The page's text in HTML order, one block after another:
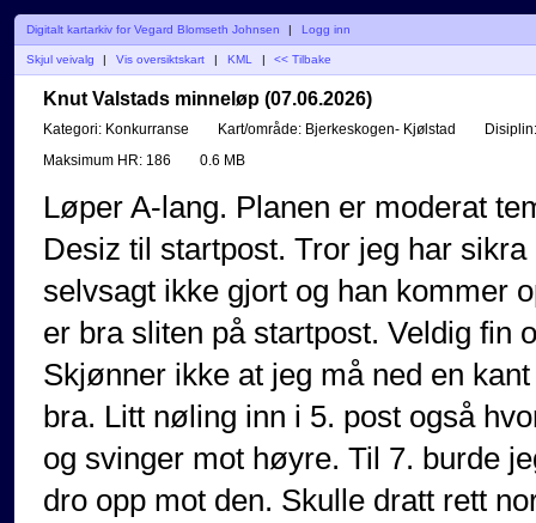
Digitalt kartarkiv for Vegard Blomseth Johnsen | Logg inn
Skjul veivalg Vis oversiktskart KML << Tilbake
Knut Valstads minneløp (07.06.2026)
Kategori: Konkurranse Kart/område: Bjerkeskogen- Kjølstad
Disiplin:
Maksimum HR: 186 0.6 MB
Løper A-lang. Planen er moderat
Desiz til startpost. Tror jeg har
selvsagt ikke gjort og han kommer
er bra sliten på startpost. Veldig fin
Skjønner ikke at jeg må ned en
bra. Litt nøling inn i 5. post også
og svinger mot høyre. Til 7. burde
dro opp mot den. Skulle dratt rett